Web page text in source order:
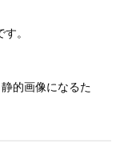
。
的画像になるた